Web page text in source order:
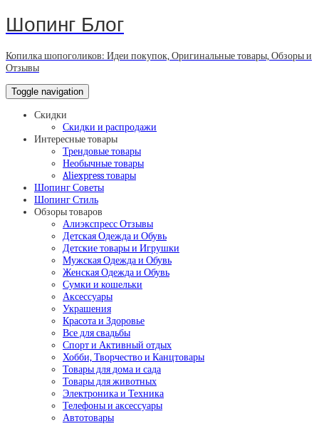
Шопинг Блог
Копилка шопоголиков: Идеи покупок, Оригинальные товары, Обзоры и
Отзывы
Toggle navigation
Скидки
Скидки и распродажи
Интересные товары
Трендовые товары
Необычные товары
Aliexpress товары
Шопинг Советы
Шопинг Стиль
Обзоры товаров
Алиэкспресс Отзывы
Детская Одежда и Обувь
Детские товары и Игрушки
Мужская Одежда и Обувь
Женская Одежда и Обувь
Сумки и кошельки
Аксессуары
Украшения
Красота и Здоровье
Все для свадьбы
Спорт и Активный отдых
Хобби, Творчество и Канцтовары
Товары для дома и сада
Товары для животных
Электроника и Техника
Телефоны и аксессуары
Автотовары